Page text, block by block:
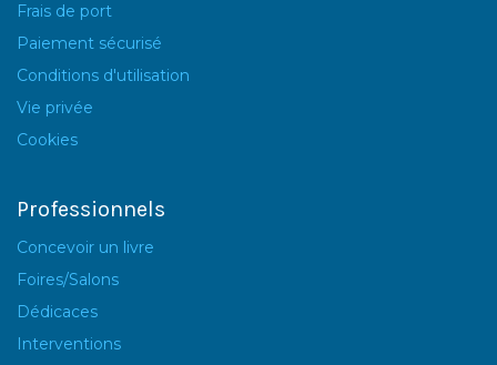
Frais de port
Paiement sécurisé
Conditions d'utilisation
Vie privée
Cookies
Professionnels
Concevoir un livre
Foires/Salons
Dédicaces
Interventions